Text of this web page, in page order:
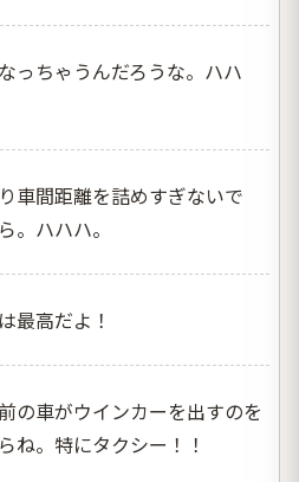
っちゃうんだろうな。ハハ
車間距離を詰めすぎないで
。ハハハ。
最高だよ！
の車がウインカーを出すのを
ね。特にタクシー！！